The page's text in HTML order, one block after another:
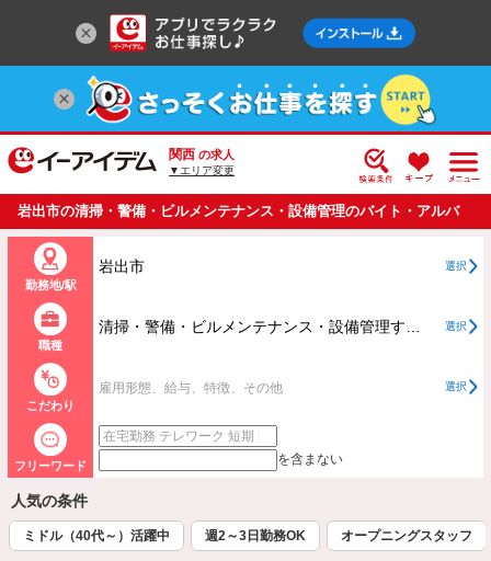
関西 の求人
▼エリア変更
岩出市の清掃・警備・ビルメンテナンス・設備管理のバイト・アルバ
イト・パートの求人情報一覧
勤務地/駅
岩出市 選択
職種
選択
こだわり
雇用形態、給与、特徴、その他 選択
フリーワード を含まない
人気の条件
ミドル（40代～）活躍中 週2～3日勤務OK オープニングスタッフ